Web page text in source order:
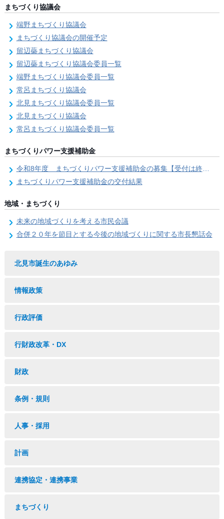
まちづくり協議会
端野まちづくり協議会
まちづくり協議会の開催予定
留辺蘂まちづくり協議会
留辺蘂まちづくり協議会委員一覧
端野まちづくり協議会委員一覧
常呂まちづくり協議会
北見まちづくり協議会委員一覧
北見まちづくり協議会
常呂まちづくり協議会委員一覧
まちづくりパワー支援補助金
令和8年度 まちづくりパワー支援補助金の募集【受付は終了しました。】
まちづくりパワー支援補助金の交付結果
地域・まちづくり
未来の地域づくりを考える市民会議
合併２０年を節目とする今後の地域づくりに関する市長懇話会
北見市誕生のあゆみ
情報政策
行政評価
行財政改革・DX
財政
条例・規則
人事・採用
計画
連携協定・連携事業
まちづくり